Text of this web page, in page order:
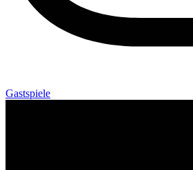
Gastspiele